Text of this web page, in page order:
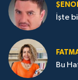
İşte
Bu